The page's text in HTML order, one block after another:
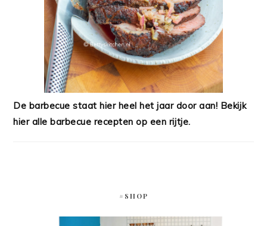
De barbecue staat hier heel het jaar door aan! Bekijk
hier alle barbecue recepten op een rijtje.
#SHOP